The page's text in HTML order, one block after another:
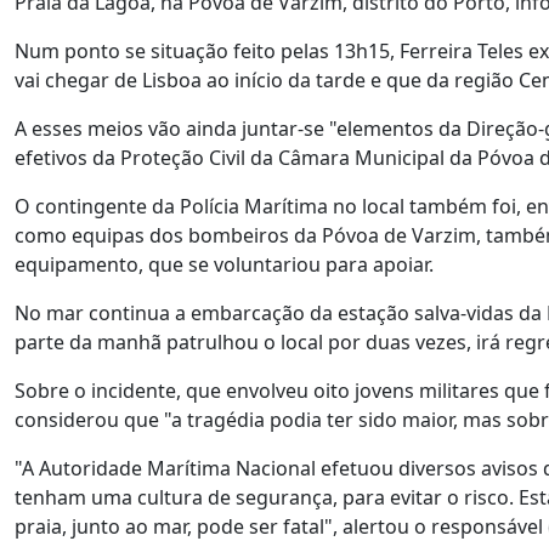
Num ponto se situação feito pelas 13h15, Ferreira
vai chegar de Lisboa ao início da tarde e que da região
A esses meios vão ainda juntar-se "elementos da
efetivos da Proteção Civil da Câmara Municipal da Póvoa
O contingente da Polícia Marítima no local também foi,
como equipas dos bombeiros da Póvoa de Varzim,
equipamento, que se voluntariou para apoiar.
No mar continua a embarcação da estação salva-vidas
parte da manhã patrulhou o local por duas vezes, irá
Sobre o incidente, que envolveu oito jovens militares
considerou que "a tragédia podia ter sido maior, mas
"A Autoridade Marítima Nacional efetuou diversos
tenham uma cultura de segurança, para evitar o risco.
praia, junto ao mar, pode ser fatal", alertou o responsável